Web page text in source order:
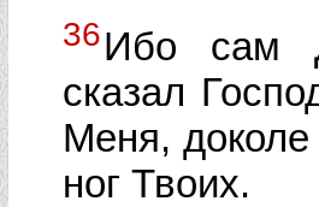
36Ибо сам
сказал
Меня,
ног Твоих.